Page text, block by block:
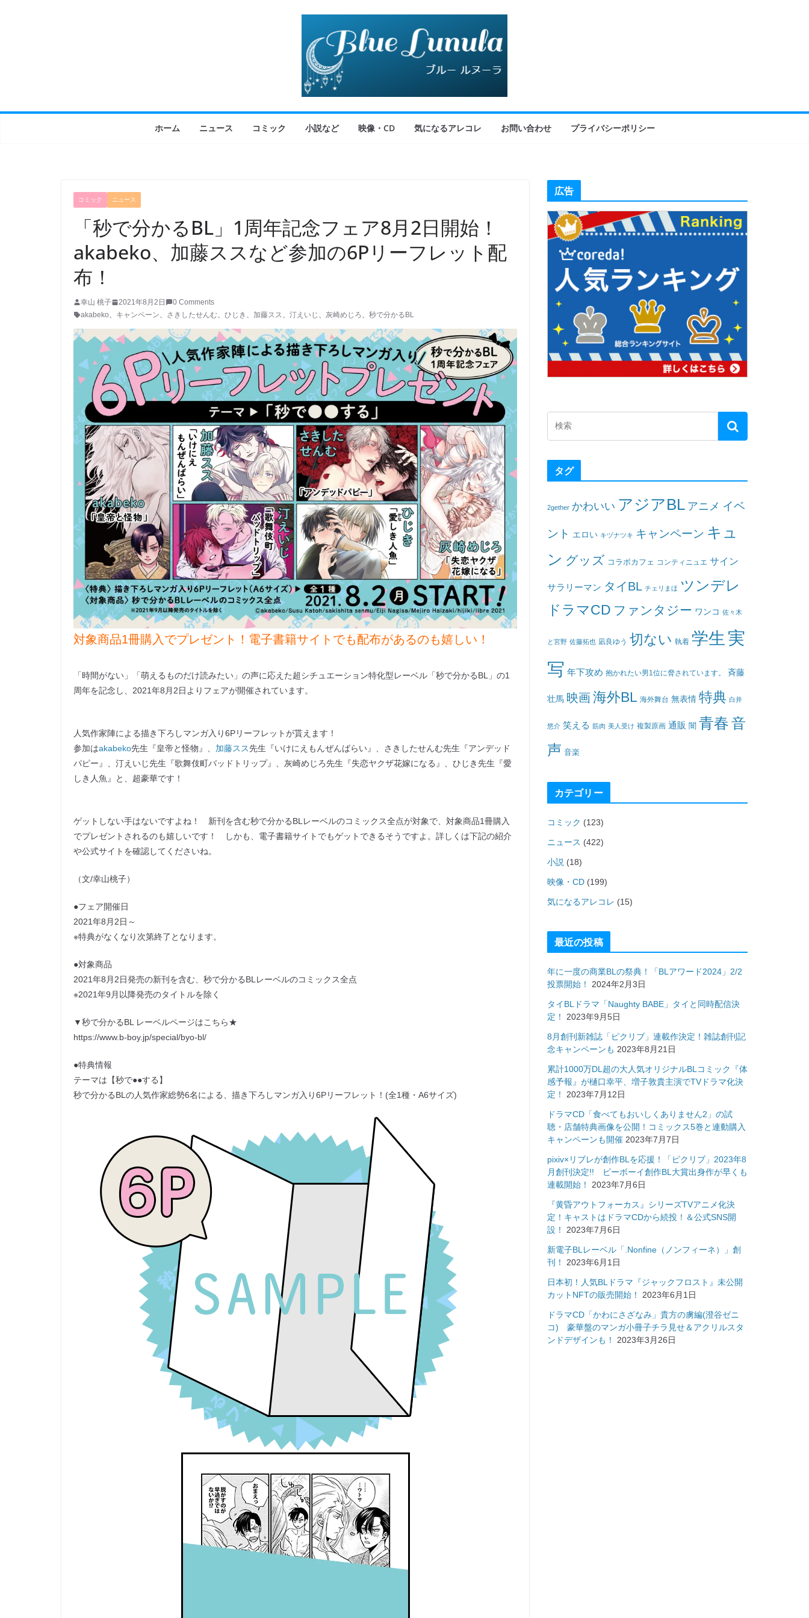
ホーム ニュース コミック 小説など 映像・CD 気になるアレコレ お問い合わせ プライバシーポリシー
コミック ニュース
「秒で分かるBL」1周年記念フェア8月2日開始！
akabeko、加藤ススなど参加の6Pリーフレット配
布！
幸山 桃子 2021年8月2日
0 Comments
akabeko
キャンペーン さきしたせんむ ひじき 加藤スス 汀えいじ 灰崎めじろ 秒で分かるBL
対象商品1冊購入でプレゼント！電子書籍サイトでも配布があるのも嬉しい！
「時間がない」「萌えるものだけ読みたい」の声に応えた超シチュエーション特化型レーベル「秒で分かるBL」の1
周年を記念し、2021年8月2日よりフェアが開催されています。
人気作家陣による描き下ろしマンガ入り6Pリーフレットが貰えます！
参加はakabeko先生『皇帝と怪物』、 加藤スス先生『いけにえもんぜんばらい』、さきしたせんむ先生『アンデッド
パピー』、汀えいじ先生『歌舞伎町バッドトリップ』、灰崎めじろ先生『失恋ヤクザ花嫁になる』、ひじき先生『愛
しき人魚』と、超豪華です！
ゲットしない手はないですよね！ 新刊を含む秒で分かるBLレーベルのコミックス全点が対象で、対象商品1冊購入
でプレゼントされるのも嬉しいです！ しかも、電子書籍サイトでもゲットできるそうですよ。詳しくは下記の紹介
や公式サイトを確認してくださいね。
（文/幸山桃子）
●フェア開催日
2021年8月2日～
※特典がなくなり次第終了となります。
●対象商品
2021年8月2日発売の新刊を含む、秒で分かるBLレーベルのコミックス全点
※2021年9月以降発売のタイトルを除く
▼秒で分かるBL レーベルページはこちら★
https://www.b-boy.jp/special/byo-bl/
●特典情報
テーマは【秒で●●する】
秒で分かるBLの人気作家総勢6名による、描き下ろしマンガ入り6Pリーフレット！(全1種・A6サイズ)
広告
タグ
2gether かわいい アジアBL アニメ イベ
ント エロい キヅナツキ キャンペーン キュ
ン グッズ コラボカフェ コンティニュエ サイン
サラリーマン タイBL チェリまほ ツンデレ
ドラマCD ファンタジー ワンコ 佐々木
と宮野 佐藤拓也 凪良ゆう 切ない 執着 学生 実
写 年下攻め 抱かれたい男1位に脅されています。 斉藤
壮馬 映画海外BL 海外舞台 無表情 特典 白井
悠介 笑える 筋肉 美人受け 複製原画 通販 闇 青春音
声 音楽
カテゴリー
コミック (123)
ニュース (422)
小説 (18)
映像・CD (199)
気になるアレコレ (15)
最近の投稿
年に一度の商業BLの祭典！「BLアワード2024」2/2
投票開始！
2024年2月3日
タイBLドラマ「Naughty BABE」タイと同時配信決
定！
2023年9月5日
8月創刊新雑誌「ピクリブ」連載作決定！雑誌創刊記
念キャンペーンも 2023年8月21日
累計1000万DL超の大人気オリジナルBLコミック『体
感予報』が樋口幸平、増子敦貴主演でTVドラマ化決
定！
2023年7月12日
ドラマCD「食べてもおいしくありません2」の試
聴・店舗特典画像を公開！コミックス5巻と連動購入
キャンペーンも開催 2023年7月7日
pixiv×リブレが創作BLを応援！「ピクリブ」2023年8
月創刊決定!! ビーボーイ創作BL大賞出身作が早くも
連載開始！
2023年7月6日
『黄昏アウトフォーカス』シリーズTVアニメ化決
定！キャストはドラマCDから続投！＆公式SNS開
設！
2023年7月6日
新電子BLレーベル「.Nonfine（ノンフィーネ）」創
刊！
2023年6月1日
日本初！人気BLドラマ『ジャックフロスト』未公開
カットNFTの販売開始！
2023年6月1日
ドラマCD「かわにさざなみ」貴方の虜編(澄谷ゼニ
コ) 豪華盤のマンガ小冊子チラ見せ＆アクリルスタ
ンドデザインも！
2023年3月26日